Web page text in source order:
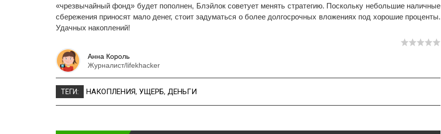
«чрезвычайный фонд» будет пополнен, Блэйлок советует менять стратегию. Поскольку небольшие наличные
сбережения приносят мало денег, стоит задуматься о более долгосрочных вложениях под хорошие проценты.
Удачных накоплений!
Анна Король
Журналист/lifekhacker
ТЕГИ: НАКОПЛЕНИЯ, УЩЕРБ, ДЕНЬГИ